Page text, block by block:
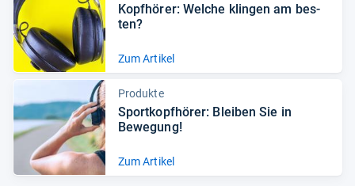
Kopf­hö­rer: Wel­che klin­gen am bes­
ten?
Zum Artikel
Produkte
Sport­kopf­hö­rer: Blei­ben Sie in
Bewe­gung!
Zum Artikel